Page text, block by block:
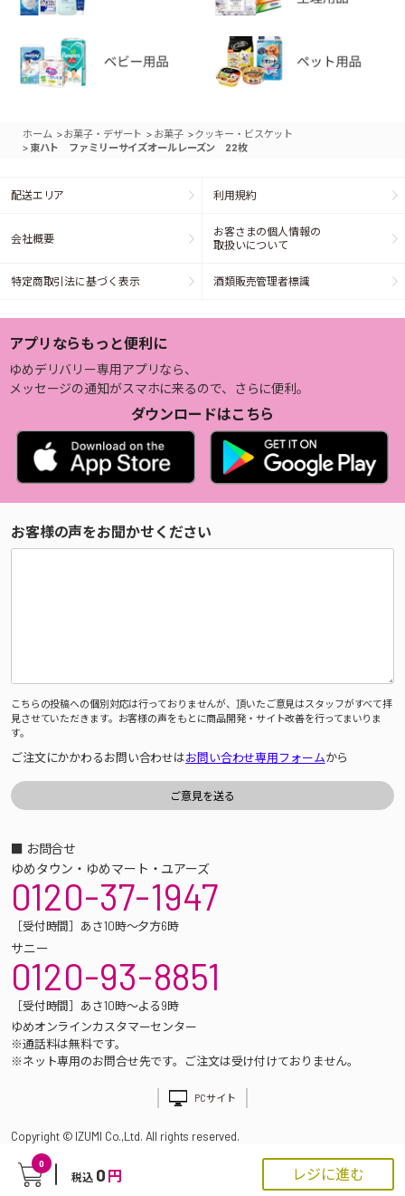
0
税込 0 円 レジに進む
ホーム >お菓子・デザート > お菓子 >クッキー・ビスケット
>東ハト ファミリーサイズオールレーズン 22枚
配送エリア 利用規約
会社概要
お客さまの個人情報の
取扱いについて
特定商取引法に基づく表示 酒類販売管理者標識
アプリならもっと便利に
ゆめデリバリー専用アプリなら、
メッセージの通知がスマホに来るので、さらに便利。
ダウンロードはこちら
お客様の声をお聞かせください
こちらの投稿への個別対応は行っておりませんが、頂いたご意見はスタッフがすべて拝
見させていただきます。お客様の声をもとに商品開発・サイト改善を行ってまいりま
す。
ご注文にかかわるお問い合わせはお問い合わせ専用フォームから
■ お問合せ
ゆめタウン・ゆめマート・ユアーズ
0120-37-1947
［受付時間］あさ10時～夕方6時
サニー
0120-93-8851
［受付時間］あさ10時～よる9時
ゆめオンラインカスタマーセンター
※通話料は無料です。
※ネット専用のお問合せ先です。ご注文は受け付けておりません。
PCサイト
Copyright © IZUMI Co.,Ltd. All rights reserved.